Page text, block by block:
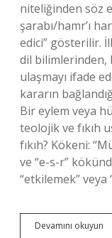
niteliğinden söz
şarabı/hamr’ı
edici” gösterilir.
dil bilimlerinden,
ulaşmayı ifade
kararın
Bir eylem veya
teolojik ve fıkıh
fıkıh? Kökeni:
ve “e-s-r”
“etkilemek”
Devamını okuyun